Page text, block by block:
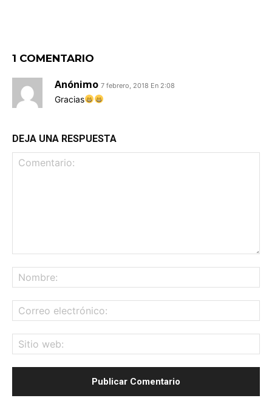
1 COMENTARIO
Anónimo 7 febrero, 2018 En 2:08
Gracias
DEJA UNA RESPUESTA